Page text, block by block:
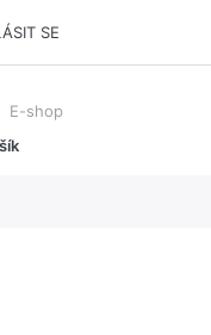
SE
výsledky.
E-shop